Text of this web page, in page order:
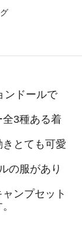
ンドールで
全3種ある着
とても可愛
の服があり
ンプセット